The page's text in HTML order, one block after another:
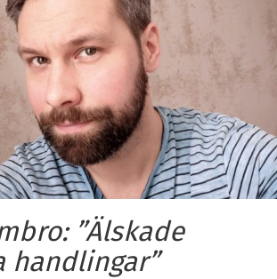
”Älskade
handlingar”